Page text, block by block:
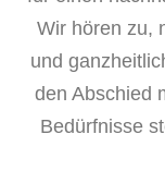
Wir hören zu,
und
den Abschied
Bedürfnisse